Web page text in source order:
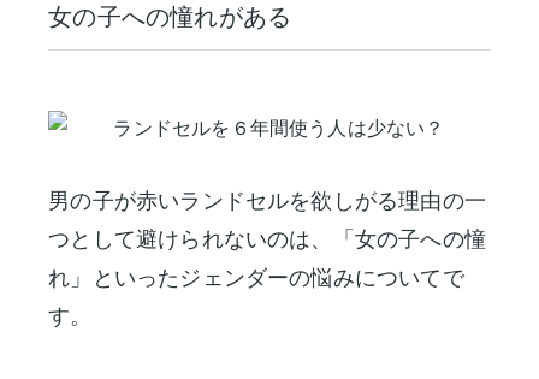
女の子への憧れがある
男の子が赤いランドセルを欲しがる理由の一
つとして避けられないのは、「女の子への憧
れ」といったジェンダーの悩みについてで
す。